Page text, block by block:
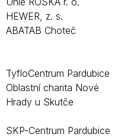
HEWER, z. s.
ABATAB Choteč
TyfloCentrum Pardubice
Oblastní charita Nové
Hrady u Skutče
SKP-Centrum Pardubice